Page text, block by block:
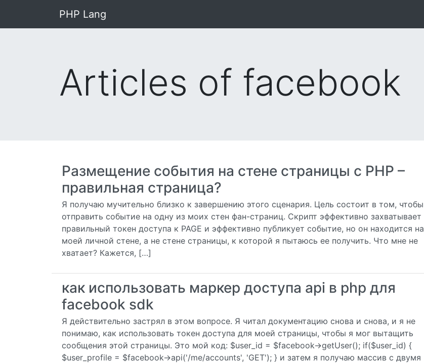
PHP Lang
Articles of facebook
Размещение события на стене страницы с PHP –
правильная страница?
Я получаю мучительно близко к завершению этого сценария. Цель состоит в том, чтобы
отправить событие на одну из моих стен фан-страниц. Скрипт эффективно захватывает
правильный токен доступа к PAGE и эффективно публикует событие, но он находится на
моей личной стене, а не стене страницы, к которой я пытаюсь ее получить. Что мне не
хватает? Кажется, […]
как использовать маркер доступа api в php для
facebook sdk
Я действительно застрял в этом вопросе. Я читал документацию снова и снова, и я не
понимаю, как использовать токен доступа для моей страницы, чтобы я мог вытащить
сообщения этой страницы. Это мой код: $user_id = $facebook->getUser(); if($user_id) {
$user_profile = $facebook->api('/me/accounts', 'GET'); } и затем я получаю массив с двумя